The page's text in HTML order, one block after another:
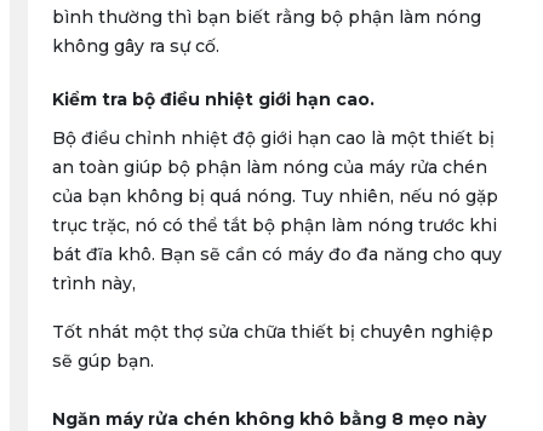
bình thường thì bạn biết rằng bộ phận làm nóng
không gây ra sự cố.
Kiểm tra bộ điều nhiệt giới hạn cao.
Bộ điều chỉnh nhiệt độ giới hạn cao là một thiết bị
an toàn giúp bộ phận làm nóng của máy rửa chén
của bạn không bị quá nóng. Tuy nhiên, nếu nó gặp
trục trặc, nó có thể tắt bộ phận làm nóng trước khi
bát đĩa khô. Bạn sẽ cần có máy đo đa năng cho quy
trình này,
Tốt nhát một thợ sửa chữa thiết bị chuyên nghiệp
sẽ gúp bạn.
Ngăn máy rửa chén không khô bằng 8 mẹo này